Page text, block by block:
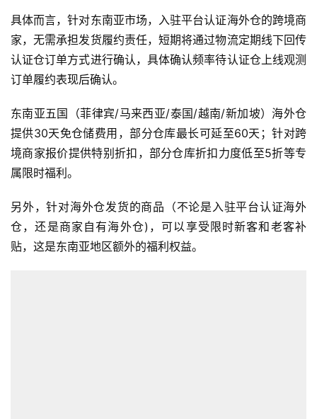
首
页
全
开
店
具体而言，针对东南亚市场，入驻平台认证海外仓的跨境商
家，无需承担发货履约责任，短期将通过物流定期线下回传
认证仓订单方式进行确认，具体确认频率待认证仓上线观测
订单履约表现后确认。
东南亚五国（菲律宾/马来西亚/泰国/越南/新加坡）海外仓
提供30天免仓储费用，部分仓库最长可延至60天；针对跨
境商家报价提供特别折扣，部分仓库折扣力度低至5折等专
属限时福利。
另外，针对海外仓发货的商品（不论是入驻平台认证海外
仓，还是商家自有海外仓)，可以享受限时新客和老客补
贴，这是东南亚地区额外的福利权益。